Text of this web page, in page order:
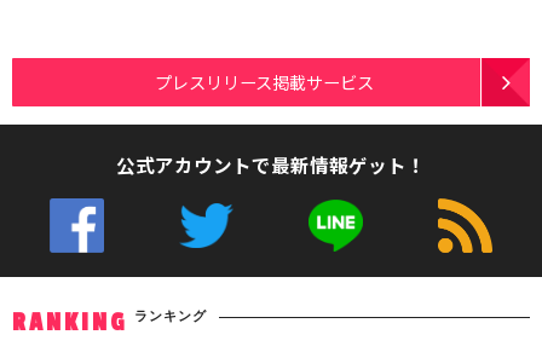
プレスリリース掲載サービス
公式アカウントで最新情報ゲット！
RANKING ランキング